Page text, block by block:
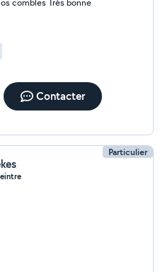
combles Très bonne
Contacter
Particulier